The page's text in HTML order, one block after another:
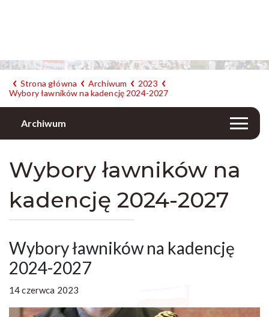
Strona główna Archiwum
2023
Wybory ławników na kadencję 2024-2027
Archiwum
Wybory ławników na
kadencję 2024-2027
Wybory ławników na kadencję
2024-2027
14 czerwca 2023